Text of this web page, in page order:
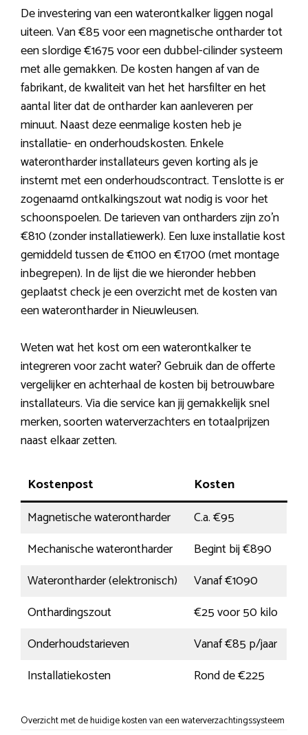
De investering van een waterontkalker liggen nogal
uiteen. Van €85 voor een magnetische ontharder tot
een slordige €1675 voor een dubbel-cilinder systeem
met alle gemakken. De kosten hangen af van de
fabrikant, de kwaliteit van het het harsfilter en het
aantal liter dat de ontharder kan aanleveren per
minuut. Naast deze eenmalige kosten heb je
installatie- en onderhoudskosten. Enkele
waterontharder installateurs geven korting als je
instemt met een onderhoudscontract. Tenslotte is er
zogenaamd ontkalkingszout wat nodig is voor het
schoonspoelen. De tarieven van ontharders zijn zo’n
€810 (zonder installatiewerk). Een luxe installatie kost
gemiddeld tussen de €1100 en €1700 (met montage
inbegrepen). In de lijst die we hieronder hebben
geplaatst check je een overzicht met de kosten van
een waterontharder in Nieuwleusen.
Weten wat het kost om een waterontkalker te
integreren voor zacht water? Gebruik dan de offerte
vergelijker en achterhaal de kosten bij betrouwbare
installateurs. Via die service kan jij gemakkelijk snel
merken, soorten waterverzachters en totaalprijzen
naast elkaar zetten.
Kostenpost
Kosten
Magnetische waterontharder
C.a. €95
Mechanische waterontharder
Begint bij €890
Waterontharder (elektronisch)
Vanaf €1090
Onthardingszout
€25 voor 50 kilo
Onderhoudstarieven
Vanaf €85 p/jaar
Installatiekosten
Rond de €225
Overzicht met de huidige kosten van een waterverzachtingssysteem